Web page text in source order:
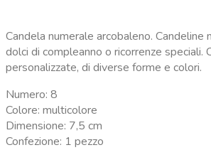
Candela numerale arcobaleno.
dolci di compleanno o ricorrenze speciali.
personalizzate, di diverse forme e colori.
Numero: 8
Colore: multicolore
Dimensione: 7,5 cm
Confezione: 1 pezzo